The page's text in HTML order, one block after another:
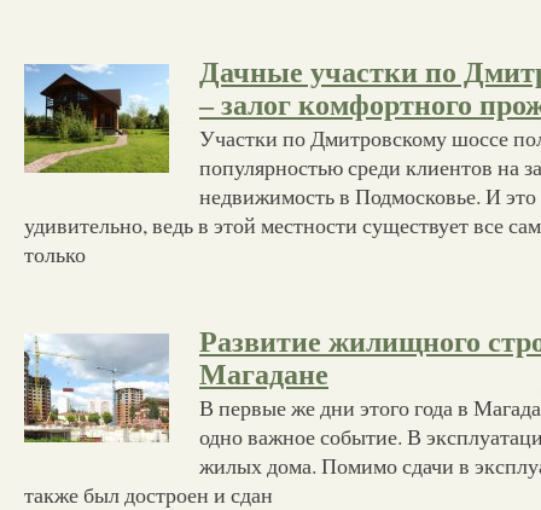
Дачные участки по
– залог комфортного
Участки по Дмитровскому шоссе
популярностью среди клиентов на
недвижимость в Подмосковье. И это
удивительно, ведь в этой местности существует все
только
Развитие жилищного
Магадане
В первые же дни этого года в
одно важное событие. В
жилых дома. Помимо сдачи в
также был достроен и сдан